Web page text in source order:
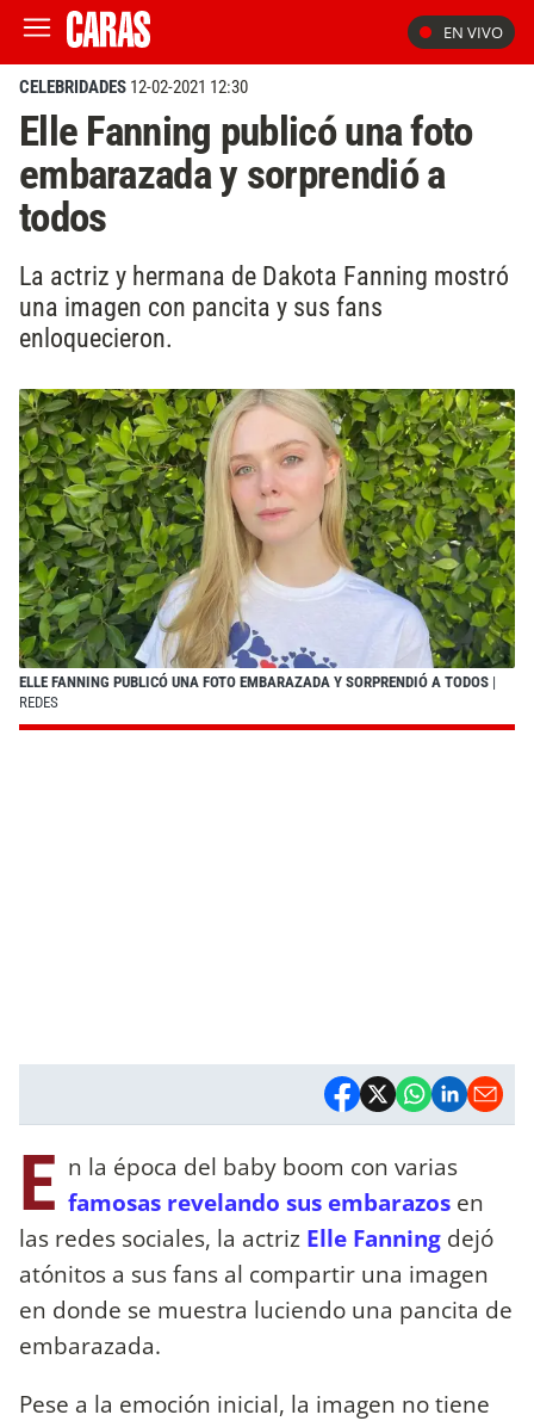
EN VIVO
CELEBRIDADES 12-02-2021 12:30
Elle Fanning publicó una foto
embarazada y sorprendió a
todos
La actriz y hermana de Dakota Fanning mostró
una imagen con pancita y sus fans
enloquecieron.
ELLE FANNING PUBLICÓ UNA FOTO EMBARAZADA Y SORPRENDIÓ A TODOS |
REDES
E n la época del baby boom con varias
famosas revelando sus embarazos en
las redes sociales, la actriz Elle Fanning dejó
atónitos a sus fans al compartir una imagen
en donde se muestra luciendo una pancita de
embarazada.
Pese a la emoción inicial, la imagen no tiene